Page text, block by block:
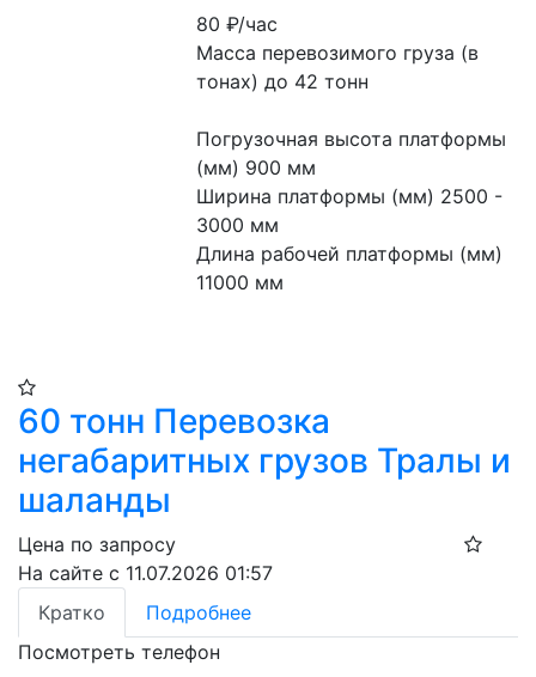
80₽/час
Масса перевозимого груза (в
тонах) до 42 тонн
Погрузочная высота платформы
(мм) 900 мм
Ширина платформы (мм) 2500 -
3000 мм
Длина рабочей платформы (мм)
11000 мм
60 тонн Перевозка
негабаритных грузов Тралы и
шаланды
Цена по запросу
На сайте с 11.07.2026 01:57
Кратко
Подробнее
Посмотреть телефон